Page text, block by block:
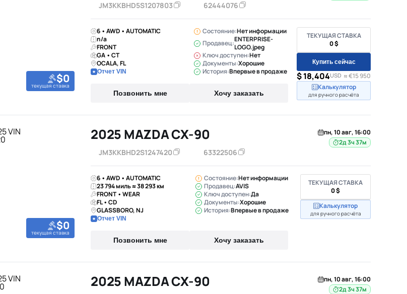
$0
текущая ставка
JM3KKBHD5S1207803 62444076
6 • AWD • AUTOMATIC
n/a
FRONT
GA • CT
OCALA, FL
Отчет VIN
Состояние:Нет информации
Продавец:ENTERPRISE-
LOGO.jpeg
Ключ доступен:Нет
Документы:Хорошие
История:Впервые в продаже
Позвонить мне Хочу заказать
ТЕКУЩАЯ СТАВКА
0 $
Купить сейчас
$ 18,404USD ≈ €15 950
Калькулятор
для ручного расчёта
$0
текущая ставка
2025 MAZDA CX-90
JM3KKBHD2S1247420 63322506
пн, 10 авг, 16:00
2д 3ч 37м
6 • AWD • AUTOMATIC
23 794 миль ≈ 38 293 км
FRONT • WEAR
FL • CD
GLASSBORO, NJ
Отчет VIN
Состояние:Нет информации
Продавец:AVIS
Ключ доступен:Да
Документы:Хорошие
История:Впервые в продаже
Позвонить мне Хочу заказать
ТЕКУЩАЯ СТАВКА
0 $
Калькулятор
для ручного расчёта
2025 MAZDA CX-90
пн, 10 авг, 16:00
2д 3ч 37м